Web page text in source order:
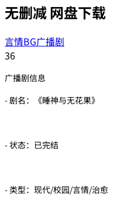
无删减 网盘下载
言情BG广播剧
36
广播剧信息
- 剧名：《睡神与无花果》
- 状态：已完结
- 类型：现代/校园/言情/治愈